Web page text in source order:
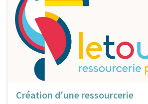
Création d'une ressourcerie